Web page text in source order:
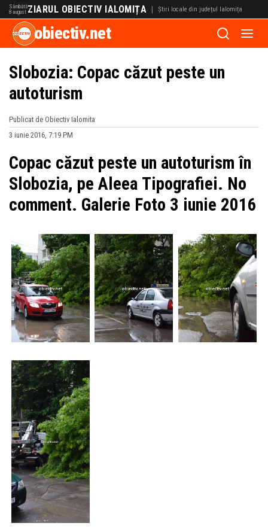
Sâmbătă
8 august ZIARUL OBIECTIV IALOMIȚA | Știri locale din județul Ialomița
obiectiv.net
Slobozia: Copac căzut peste un
autoturism
Publicat de Obiectiv Ialomita
3 iunie 2016, 7:19 PM
Copac căzut peste un autoturism în
Slobozia, pe Aleea Tipografiei. No
comment. Galerie Foto 3 iunie 2016